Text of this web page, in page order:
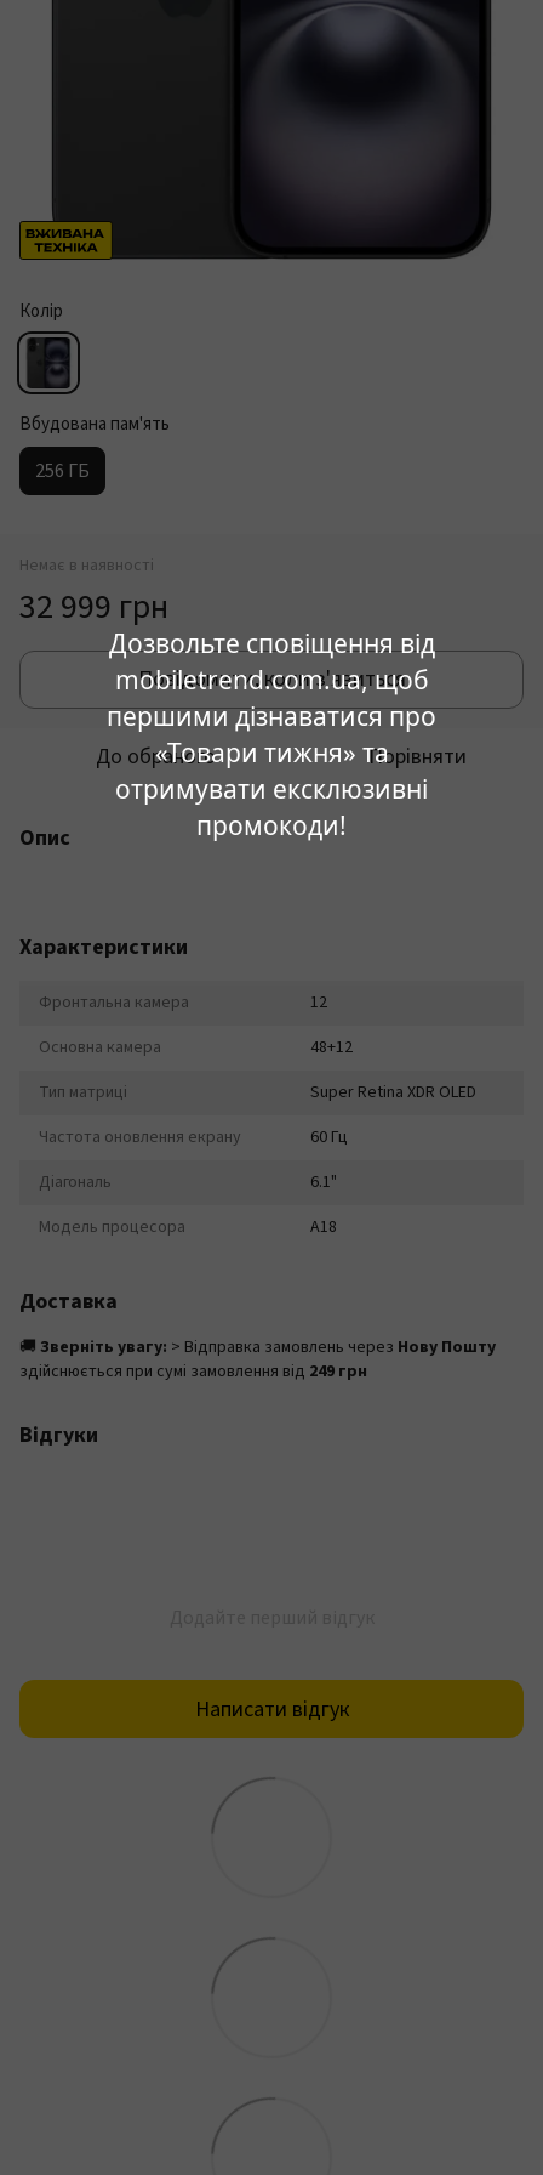
Дозвольте сповіщення від
mobiletrend.com.ua, щоб
першими дізнаватися про
«Товари тижня» та
отримувати ексклюзивні
промокоди!
Колір
Вбудована пам'ять
256 ГБ
Немає в наявності
32 999 грн
Повідомити, коли з'явиться
До обраного Порівняти
Опис
Характеристики
Фронтальна камера
12
Основна камера
48+12
Тип матриці
Super Retina XDR OLED
Частота оновлення екрану
60 Гц
Діагональ
6.1"
Модель процесора
A18
Доставка
🚚 Зверніть увагу: > Відправка замовлень через Нову Пошту
здійснюється при сумі замовлення від 249 грн
Відгуки
Написати відгук